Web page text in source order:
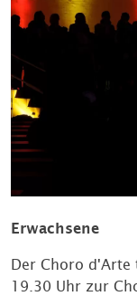
Erwachsene
Der Choro
19.30 Uhr zur